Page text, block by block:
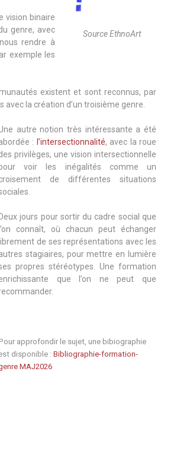
Source EthnoArt
vision binaire
genre, avec
rendre à
exemple les
existent et sont reconnus, par
la création d’un troisième genre.
autre notion très intéressante a été
: l’intersectionnalité, avec la roue
privilèges, une vision intersectionnelle
voir les inégalités comme un
de différentes situations
Deux jours pour sortir du cadre social que
l’on connaît, où chacun peut échanger
librement de ses représentations avec les
stagiaires, pour mettre en lumière
propres stéréotypes. Une formation
que l’on ne peut que
approfondir le sujet, une bibiographie
disponible : Bibliographie-formation-
MAJ2026